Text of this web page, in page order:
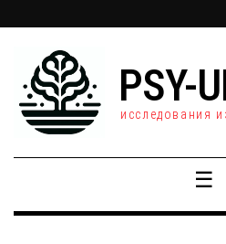
PSY-
исследования
☰